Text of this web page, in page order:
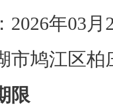
2026年03
市鸠江区柏
限